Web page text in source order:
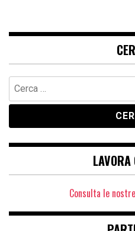
Ricerca
per:
LAVORA
Consulta le